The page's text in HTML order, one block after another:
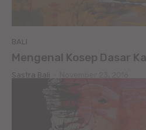
BALI
Mengenal Kosep Dasar
Sastra Bali